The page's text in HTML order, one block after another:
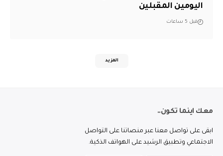
اليومين المقبلين
قبل 5 ساعات
المزيد
معك اينما تكون..
ابقى على تواصل معنا عبر منصاتنا على التواصل
الاجتماعي وتطبيق الرشيد على الهواتف الذكية.